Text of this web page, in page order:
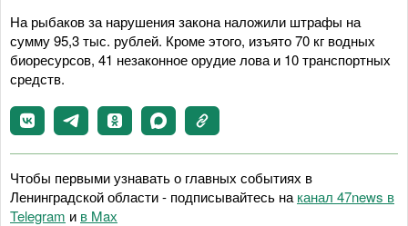
На рыбаков за нарушения закона наложили штрафы на
сумму 95,3 тыс. рублей. Кроме этого, изъято 70 кг водных
биоресурсов, 41 незаконное орудие лова и 10 транспортных
средств.
Чтобы первыми узнавать о главных событиях в
Ленинградской области - подписывайтесь на канал 47news в
Telegram и в Maх